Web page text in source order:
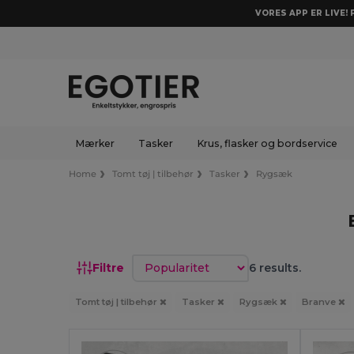
VORES APP ER LIVE!
Mærker Tasker Krus, flasker og bordservice
Home Tomt tøj | tilbehør Tasker Rygsæk
Filtre Sorter efter 6 results.
Tomt tøj | tilbehør Tasker Rygsæk Branve